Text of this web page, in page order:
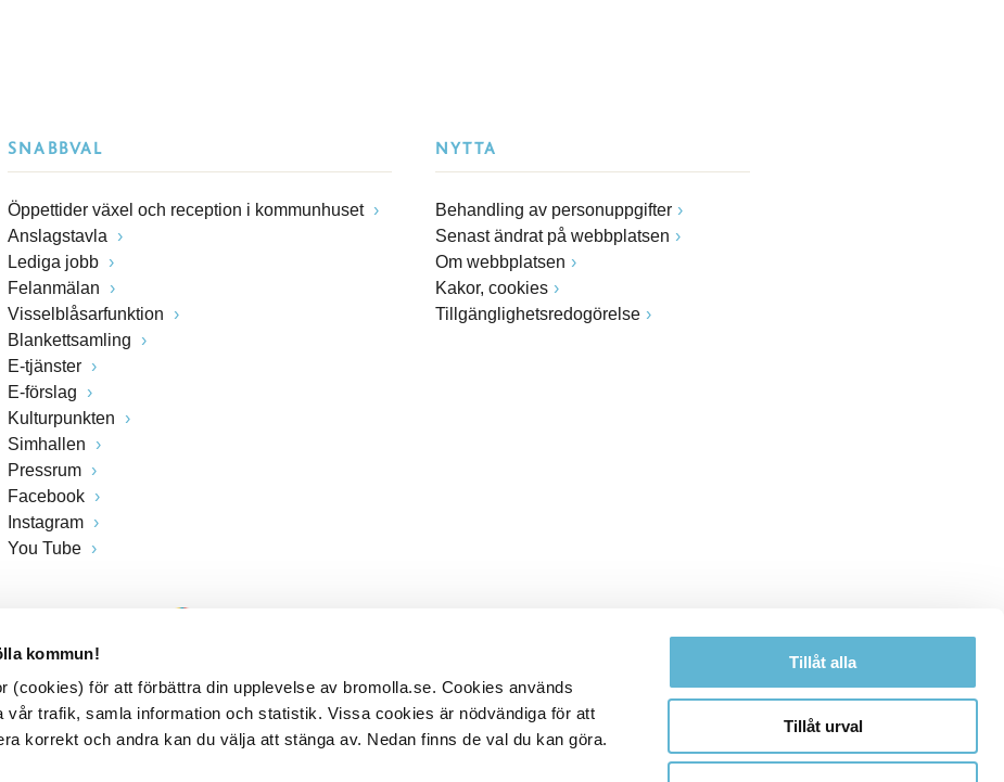
kommun!
(cookies) för att förbättra din upplevelse av bromolla.se. Cookies används
vår trafik, samla information och statistik. Vissa cookies är nödvändiga för att
korrekt och andra kan du välja att stänga av. Nedan finns de val du kan göra.
Tillåt alla
Tillåt urval
SNABBVAL
Öppettider växel och reception i kommunhuset
Anslagstavla
Lediga jobb
Felanmälan
Visselblåsarfunktion
Blankettsamling
E-tjänster
E-förslag
Kulturpunkten
Simhallen
Pressrum
Facebook
Instagram
You Tube
NYTTA
Behandling av personuppgifter
Senast ändrat på webbplatsen
Om webbplatsen
Kakor, cookies
Tillgänglighetsredogörelse